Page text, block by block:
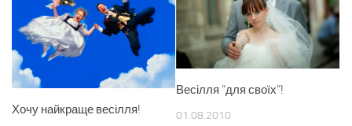
Хочу найкраще весілля!
Весілля “для своїх”!
01.08.2010